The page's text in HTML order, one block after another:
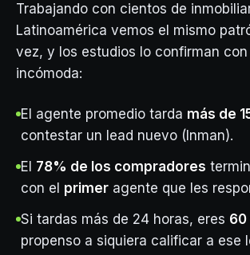
Trabajando con cientos de
Latinoamérica vemos el mismo
vez, y los estudios lo confirman
incómoda:
El agente promedio tarda más de
contestar un lead nuevo (Inman).
El 78% de los compradores
con el primer agente que les
Si tardas más de 24 horas, eres 60
propenso a siquiera calificar a ese